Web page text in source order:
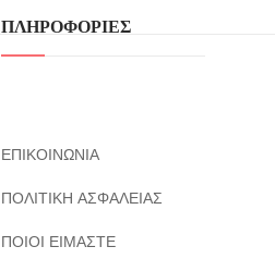
ΠΛΗΡΟΦΟΡΙΕΣ
ΕΠΙΚΟΙΝΩΝΙΑ
ΠΟΛΙΤΙΚΗ ΑΣΦΑΛΕΙΑΣ
ΠΟΙΟΙ ΕΙΜΑΣΤΕ